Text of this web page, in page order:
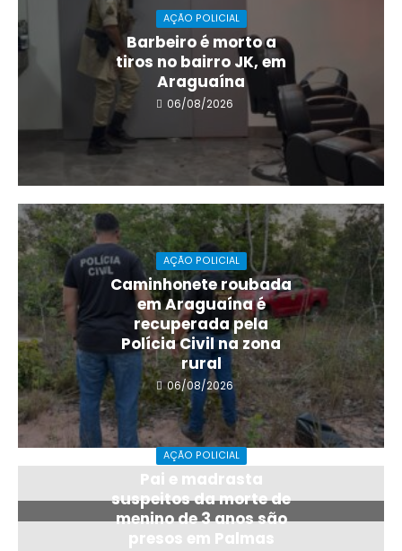
AÇÃO POLICIAL
Barbeiro é morto a
tiros no bairro JK, em
Araguaína
06/08/2026
AÇÃO POLICIAL
Caminhonete roubada
em Araguaína é
recuperada pela
Polícia Civil na zona
rural
06/08/2026
AÇÃO POLICIAL
Pai e madrasta
suspeitos da morte de
menino de 3 anos são
presos em Palmas